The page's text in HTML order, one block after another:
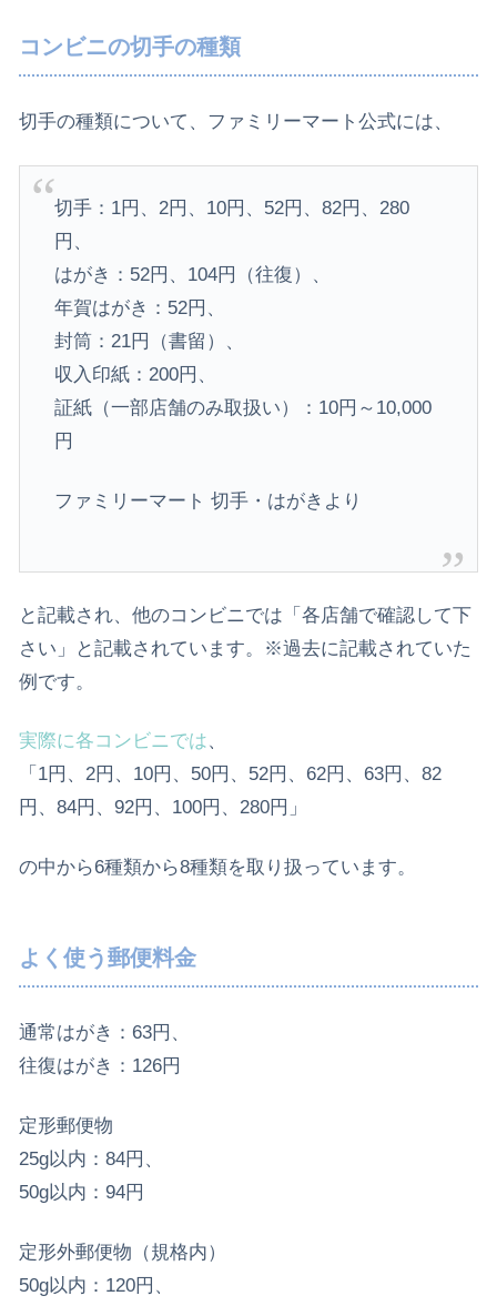
コンビニの切手の種類
切手の種類について、ファミリーマート公式には、
切手：1円、2円、10円、52円、82円、280
円、
はがき：52円、104円（往復）、
年賀はがき：52円、
封筒：21円（書留）、
収入印紙：200円、
証紙（一部店舗のみ取扱い）：10円～10,000
円
ファミリーマート 切手・はがきより
と記載され、他のコンビニでは「各店舗で確認して下
さい」と記載されています。※過去に記載されていた
例です。
実際に各コンビニでは、
「 1円、2円、10円、50円、52円、62円、63円、82
円 、84円 、92円、100円、280円 」
の中から6種類から8種類を取り扱っています。
よく使う郵便料金
通常はがき：63円、
往復はがき：126円
定形郵便物
25g以内：84円、
50g以内：94円
定形外郵便物（規格内）
50g以内：120円、